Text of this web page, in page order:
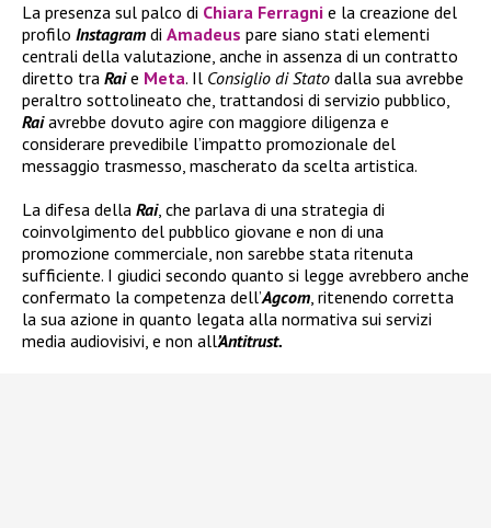
La presenza sul palco di Chiara Ferragni e la creazione del
profilo Instagram di Amadeus pare siano stati elementi
centrali della valutazione, anche in assenza di un contratto
diretto tra Raie Meta. Il Consiglio di Stato dalla sua avrebbe
peraltro sottolineato che, trattandosi di servizio pubblico,
Raiavrebbe dovuto agire con maggiore diligenza e
considerare prevedibile l’impatto promozionale del
messaggio trasmesso, mascherato da scelta artistica.
La difesa della Rai, che parlava di una strategia di
coinvolgimento del pubblico giovane e non di una
promozione commerciale, non sarebbe stata ritenuta
sufficiente. I giudici secondo quanto si legge avrebbero anche
confermato la competenza dell’Agcom, ritenendo corretta
la sua azione in quanto legata alla normativa sui servizi
media audiovisivi, e non all’Antitrust.